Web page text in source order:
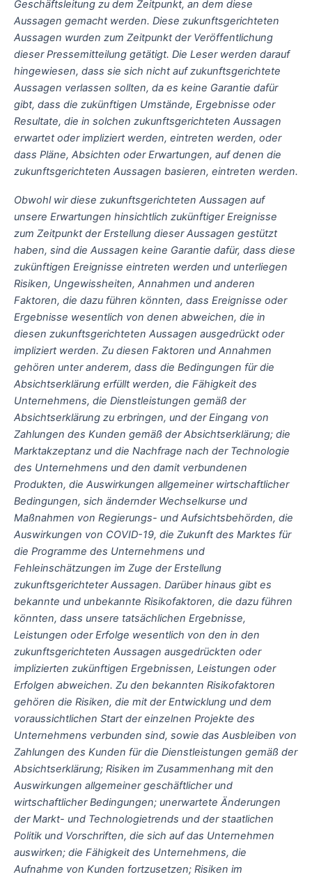
Geschäftsleitung zu dem Zeitpunkt, an dem diese
Aussagen gemacht werden. Diese zukunftsgerichteten
Aussagen wurden zum Zeitpunkt der Veröffentlichung
dieser Pressemitteilung getätigt. Die Leser werden darauf
hingewiesen, dass sie sich nicht auf zukunftsgerichtete
Aussagen verlassen sollten, da es keine Garantie dafür
gibt, dass die zukünftigen Umstände, Ergebnisse oder
Resultate, die in solchen zukunftsgerichteten Aussagen
erwartet oder impliziert werden, eintreten werden, oder
dass Pläne, Absichten oder Erwartungen, auf denen die
zukunftsgerichteten Aussagen basieren, eintreten werden.
Obwohl wir diese zukunftsgerichteten Aussagen auf
unsere Erwartungen hinsichtlich zukünftiger Ereignisse
zum Zeitpunkt der Erstellung dieser Aussagen gestützt
haben, sind die Aussagen keine Garantie dafür, dass diese
zukünftigen Ereignisse eintreten werden und unterliegen
Risiken, Ungewissheiten, Annahmen und anderen
Faktoren, die dazu führen könnten, dass Ereignisse oder
Ergebnisse wesentlich von denen abweichen, die in
diesen zukunftsgerichteten Aussagen ausgedrückt oder
impliziert werden. Zu diesen Faktoren und Annahmen
gehören unter anderem, dass die Bedingungen für die
Absichtserklärung erfüllt werden, die Fähigkeit des
Unternehmens, die Dienstleistungen gemäß der
Absichtserklärung zu erbringen, und der Eingang von
Zahlungen des Kunden gemäß der Absichtserklärung; die
Marktakzeptanz und die Nachfrage nach der Technologie
des Unternehmens und den damit verbundenen
Produkten, die Auswirkungen allgemeiner wirtschaftlicher
Bedingungen, sich ändernder Wechselkurse und
Maßnahmen von Regierungs- und Aufsichtsbehörden, die
Auswirkungen von COVID-19, die Zukunft des Marktes für
die Programme des Unternehmens und
Fehleinschätzungen im Zuge der Erstellung
zukunftsgerichteter Aussagen. Darüber hinaus gibt es
bekannte und unbekannte Risikofaktoren, die dazu führen
könnten, dass unsere tatsächlichen Ergebnisse,
Leistungen oder Erfolge wesentlich von den in den
zukunftsgerichteten Aussagen ausgedrückten oder
implizierten zukünftigen Ergebnissen, Leistungen oder
Erfolgen abweichen. Zu den bekannten Risikofaktoren
gehören die Risiken, die mit der Entwicklung und dem
voraussichtlichen Start der einzelnen Projekte des
Unternehmens verbunden sind, sowie das Ausbleiben von
Zahlungen des Kunden für die Dienstleistungen gemäß der
Absichtserklärung; Risiken im Zusammenhang mit den
Auswirkungen allgemeiner geschäftlicher und
wirtschaftlicher Bedingungen; unerwartete Änderungen
der Markt- und Technologietrends und der staatlichen
Politik und Vorschriften, die sich auf das Unternehmen
auswirken; die Fähigkeit des Unternehmens, die
Aufnahme von Kunden fortzusetzen; Risiken im